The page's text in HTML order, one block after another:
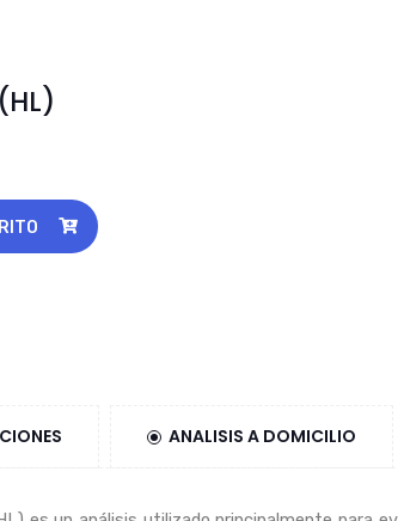
ANALISIS A DOMICILIO